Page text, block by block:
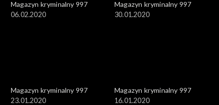
Magazyn kryminalny 997
06.02.2020
Magazyn kryminalny 997
30.01.2020
Magazyn kryminalny 997
23.01.2020
Magazyn kryminalny 997
16.01.2020